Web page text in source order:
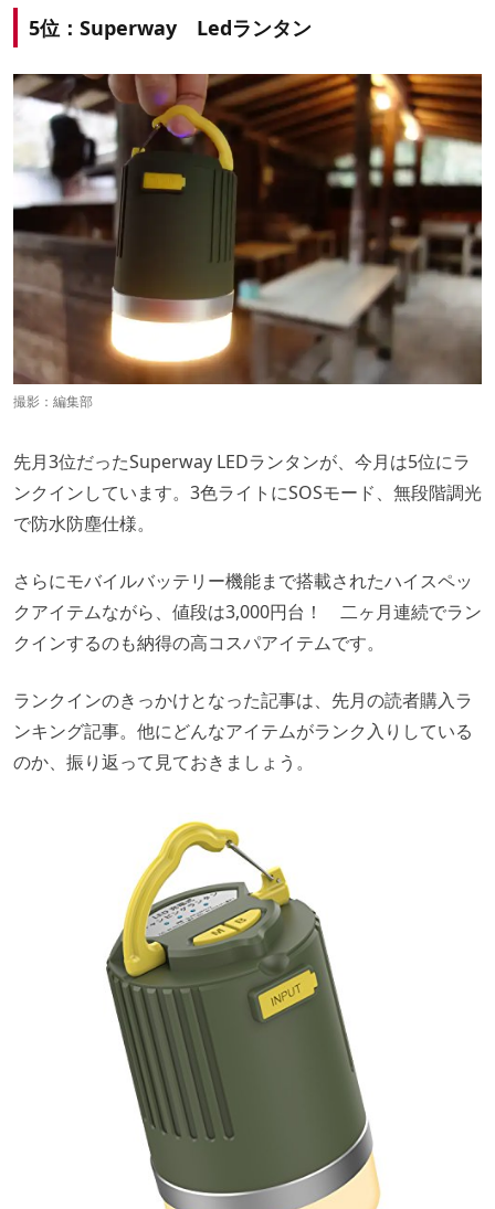
5位：Superway Ledランタン
撮影：編集部
先月3位だったSuperway LEDランタンが、今月は5位にラ
ンクインしています。3色ライトにSOSモード、無段階調光
で防水防塵仕様。
さらにモバイルバッテリー機能まで搭載されたハイスペッ
クアイテムながら、値段は3,000円台！ 二ヶ月連続でラン
クインするのも納得の高コスパアイテムです。
ランクインのきっかけとなった記事は、先月の読者購入ラ
ンキング記事。他にどんなアイテムがランク入りしている
のか、振り返って見ておきましょう。